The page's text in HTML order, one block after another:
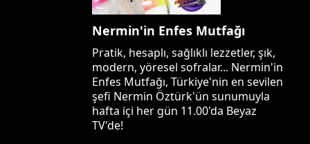
Nermin'in Enfes Mutfağı
Pratik, hesaplı, sağlıklı lezzetler, şık,
modern, yöresel sofralar... Nermin'in
Enfes Mutfağı, Türkiye'nin en sevilen
şefi Nermin Öztürk'ün sunumuyla
hafta içi her gün 11.00'da Beyaz
TV'de!